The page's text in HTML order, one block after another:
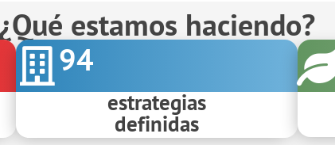
¿Qué estamos haciendo?
94
estrategias
definidas